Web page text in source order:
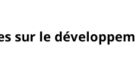
sur le